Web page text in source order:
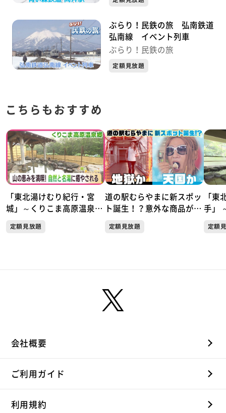
ぶらり！民鉄の旅 弘南鉄道
弘南線 イベント列車
ぶらり！民鉄の旅
定額見放題
こちらもおすすめ
「東北湯けむり紀行・宮
城」～くりこま高原温泉郷
定額見放題
道の駅むらやまに新スポッ
ト誕生！？意外な商品が人
だけしか楽しめない極上の
定額見放題
「東
手」
定額
会社概要
ご利用ガイド
利用規約